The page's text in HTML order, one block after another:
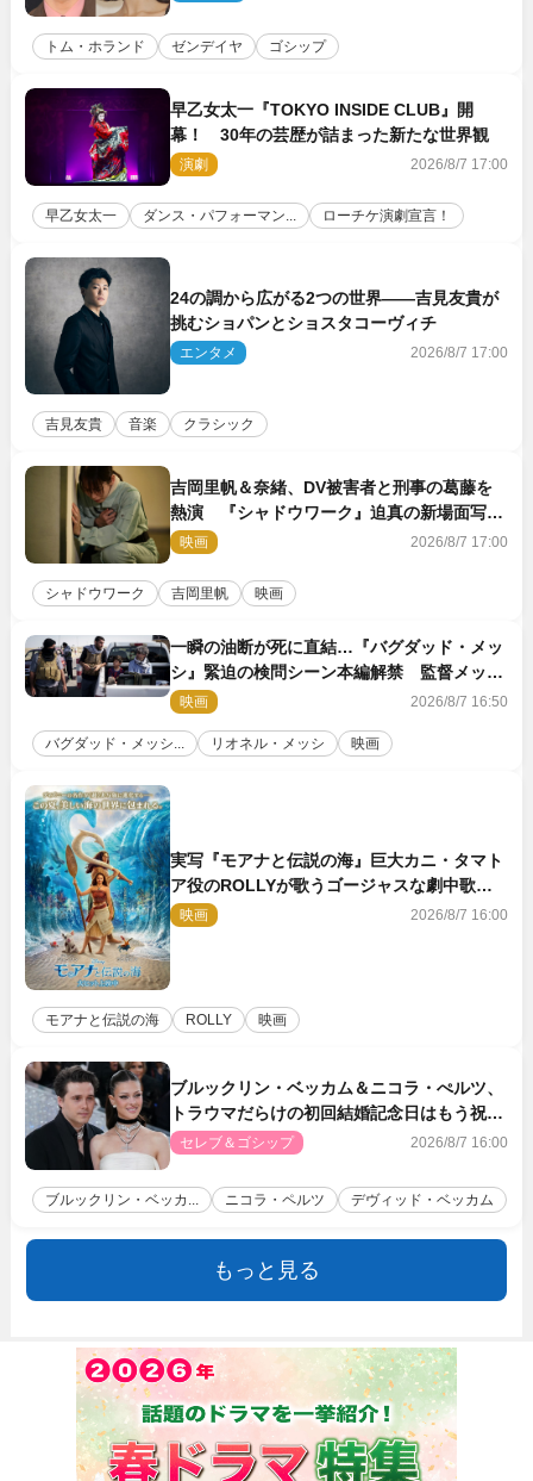
トム・ホランド ゼンデイヤ ゴシップ
早乙女太一『TOKYO INSIDE CLUB』開
幕！ 30年の芸歴が詰まった新たな世界観
演劇 2026/8/7 17:00
早乙女太一 ダンス・パフォーマン... ローチケ演劇宣言！
24の調から広がる2つの世界――吉見友貴が
挑むショパンとショスタコーヴィチ
エンタメ 2026/8/7 17:00
吉見友貴 音楽 クラシック
吉岡里帆＆奈緒、DV被害者と刑事の葛藤を
熱演 『シャドウワーク』迫真の新場面写真
公開
映画 2026/8/7 17:00
シャドウワーク 吉岡里帆 映画
一瞬の油断が死に直結…『バグダッド・メッ
シ』緊迫の検問シーン本編解禁 監督メッセ
ージも到着
映画 2026/8/7 16:50
バグダッド・メッシ... リオネル・メッシ 映画
実写『モアナと伝説の海』巨大カニ・タマト
ア役のROLLYが歌うゴージャスな劇中歌
「シャイニー」本編映像解禁
映画 2026/8/7 16:00
モアナと伝説の海 ROLLY 映画
ブルックリン・ベッカム＆ニコラ・ぺルツ、
トラウマだらけの初回結婚記念日はもう祝わ
ない
セレブ＆ゴシップ 2026/8/7 16:00
ブルックリン・ベッカ... ニコラ・ペルツ デヴィッド・ベッカム
もっと見る